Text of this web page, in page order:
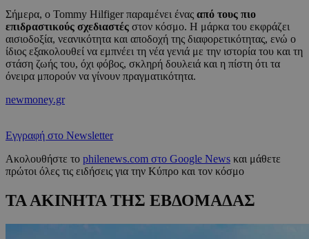
Σήμερα, ο Tommy Hilfiger παραμένει ένας από τους πιο
επιδραστικούς σχεδιαστές στον κόσμο. Η μάρκα του εκφράζει
αισιοδοξία, νεανικότητα και αποδοχή της διαφορετικότητας, ενώ ο
ίδιος εξακολουθεί να εμπνέει τη νέα γενιά με την ιστορία του και τη
στάση ζωής του, όχι φόβος, σκληρή δουλειά και η πίστη ότι τα
όνειρα μπορούν να γίνουν πραγματικότητα.
newmoney.gr
Εγγραφή στο Newsletter
Ακολουθήστε το philenews.com στο Google News και μάθετε
πρώτοι όλες τις ειδήσεις για την Κύπρο και τον κόσμο
ΤΑ ΑΚΙΝΗΤΑ ΤΗΣ ΕΒΔΟΜΑΔΑΣ